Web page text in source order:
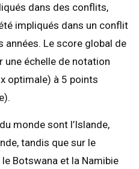
dans des conflits,
impliqués dans un conflit
années. Le score global de
une échelle de notation
optimale) à 5 points
monde sont l’Islande,
tandis que sur le
Botswana et la Namibie